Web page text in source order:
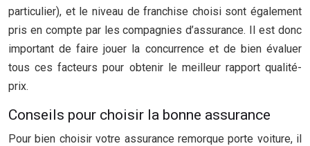
particulier), et le niveau de franchise choisi sont également
pris en compte par les compagnies d’assurance. Il est donc
important de faire jouer la concurrence et de bien évaluer
tous ces facteurs pour obtenir le meilleur rapport qualité-
prix.
Conseils pour choisir la bonne assurance
Pour bien choisir votre assurance remorque porte voiture, il